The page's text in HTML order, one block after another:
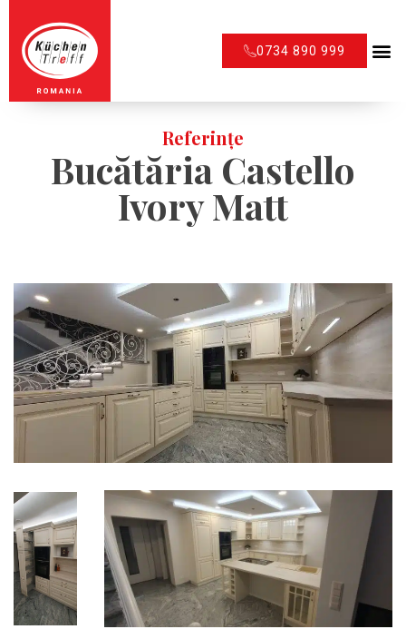
0734 890 999
Referințe
Bucătăria Castello
Ivory Matt